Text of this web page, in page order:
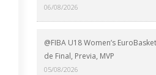
06/08/2026
@FIBA U18 Women’s
de Final, Previa, MVP
05/08/2026